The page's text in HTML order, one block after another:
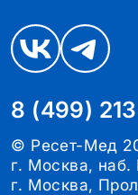
8 (499)
© Ресет-Мед
г. Москва, наб.
г. Москва,